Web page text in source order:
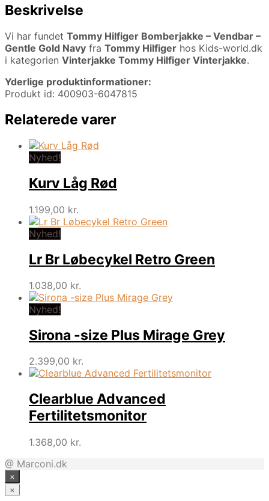
Beskrivelse
Vi har fundet Tommy Hilfiger Bomberjakke – Vendbar –
Gentle Gold Navy fra Tommy Hilfiger hos Kids-world.dk
i kategorien Vinterjakke Tommy Hilfiger Vinterjakke.
Yderlige produktinformationer:
Produkt id: 400903-6047815
Relaterede varer
Nyhed!
Kurv Låg Rød
1.199,00 kr.
Nyhed!
Lr Br Løbecykel Retro Green
1.038,00 kr.
Nyhed!
Sirona -size Plus Mirage Grey
2.399,00 kr.
Clearblue Advanced
Fertilitetsmonitor
1.368,00 kr.
@ Marconi.dk
×
×